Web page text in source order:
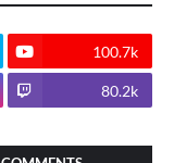
100.7k
80.2k